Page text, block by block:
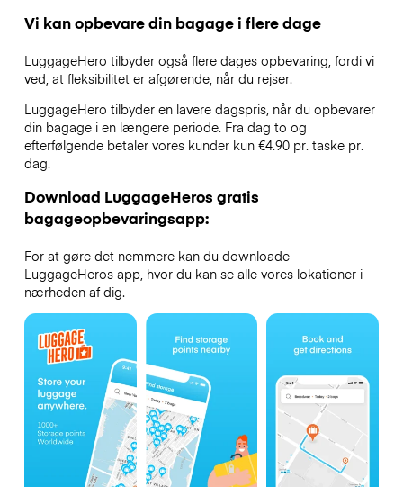
Vi kan opbevare din bagage i flere dage
LuggageHero tilbyder også flere dages opbevaring, fordi vi
ved, at fleksibilitet er afgørende, når du rejser.
LuggageHero tilbyder en lavere dagspris, når du opbevarer
din bagage i en længere periode. Fra dag to og
efterfølgende betaler vores kunder kun €4.90 pr. taske pr.
dag.
Download LuggageHeros gratis
bagageopbevaringsapp:
For at gøre det nemmere kan du downloade
LuggageHeros app, hvor du kan se alle vores lokationer i
nærheden af dig.